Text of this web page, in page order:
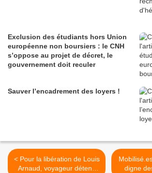
Exclusion des étudiants hors Union
européenne non boursiers : le CNH
s’oppose au projet de décret, le
gouvernement doit reculer
Sauver l’encadrement des loyers !
< Pour la libération de Louis
Arnaud, voyageur détenu